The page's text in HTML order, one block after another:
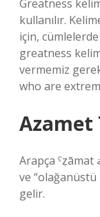
Greatness
kullanılır.
için,
greatness
vermemiz
who are
Azamet
Arapça ˁẓāmat عظامة kökünden gelen bir kelimedir
ve “olağanüstü
gelir.